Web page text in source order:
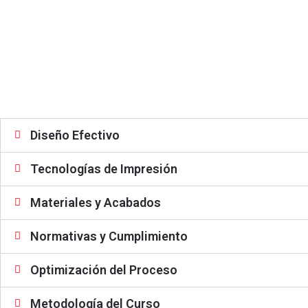
Diseño Efectivo
Tecnologías de Impresión
Materiales y Acabados
Normativas y Cumplimiento
Optimización del Proceso
Metodología del Curso